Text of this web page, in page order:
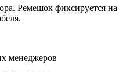
Ремешок фиксируется
менеджеров